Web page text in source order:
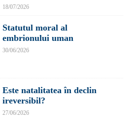
18/07/2026
Statutul moral al
embrionului uman
30/06/2026
Este natalitatea în declin
ireversibil?
27/06/2026